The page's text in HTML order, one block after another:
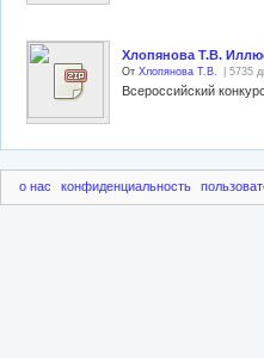
Хлопянова Т.В.
От Хлопянова Т.В. | 5735
о нас конфиденциальность